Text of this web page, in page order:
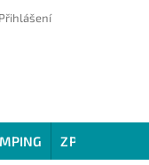
VĚRNOSTNÍ
Přihlášení
ZPŮSOBY